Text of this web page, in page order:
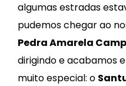
algumas estradas
pudemos chegar ao
Pedra Amarela
dirigindo e acabamos
muito especial: o